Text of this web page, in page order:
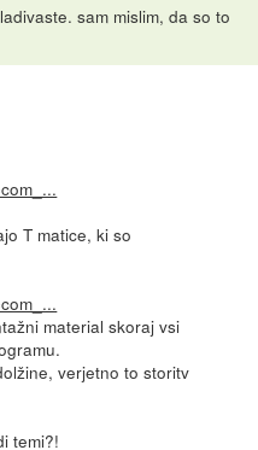
sam mislim, da so to
T matice, ki so
material skoraj vsi
verjetno to storitv
temi?!